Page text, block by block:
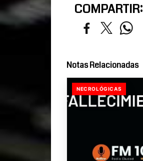
COMPARTIR:
Notas Relacionadas
NECROLÓGICAS